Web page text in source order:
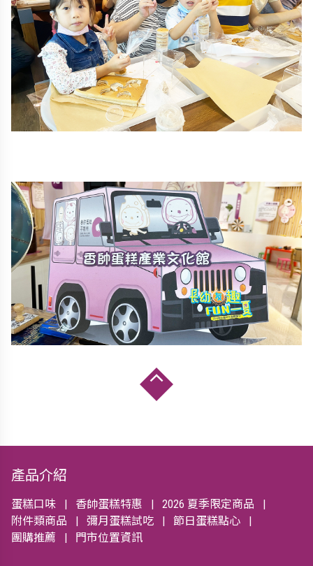
產品介紹
蛋糕口味 香帥蛋糕特惠
2026 夏季限定商品
附件類商品
彌月蛋糕試吃
節日蛋糕點心
團購推薦
門市位置資訊